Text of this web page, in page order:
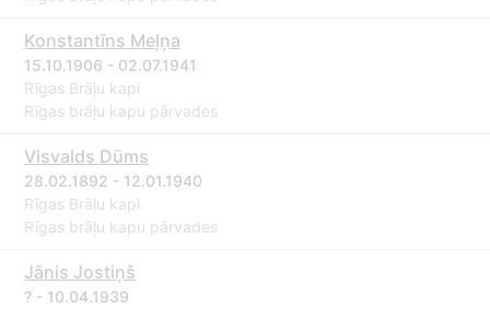
Konstantīns Meļņa
15.10.1906 - 02.07.1941
Rīgas Brāļu kapi
Rīgas brāļu kapu pārvades
Visvalds Dūms
28.02.1892 - 12.01.1940
Rīgas Brāļu kapi
Rīgas brāļu kapu pārvades
Jānis Jostiņš
? - 10.04.1939